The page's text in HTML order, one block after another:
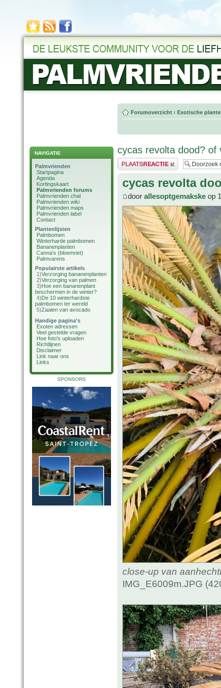
NAVIGATIE
Palmvrienden
Startpagina
Agenda
Kortingskaart
Palmvrienden forums
Palmvrienden chat
Palmvrienden wiki
Palmvrienden maps
Palmvrienden label
Contact
Plantenlijsten
Palmbomen
Winterharde palmbomen
Bananenplanten
Canna's (bloemriet)
Palmvarens
Populairste artikels
1)Verzorging bananenplanten
2)Verzorging van palmen
3)Hoe een bananenplant
beschermen in de winter?
4)De 10 winterhardste
palmbomen ter wereld
5)Zaaien van avocado
Handige pagina's
Exoten adressen
Veel gestelde vragen
Hoe foto's uploaden
Richtlijnen
Disclaimer
Link naar ons
Links
SPONSORS
Forumoverzicht ‹ Exotische
cycas revolta dood? of
Plaats een reactie
cycas revolta
door allesoptgemakske op
close-up van
IMG_E6009m.JPG